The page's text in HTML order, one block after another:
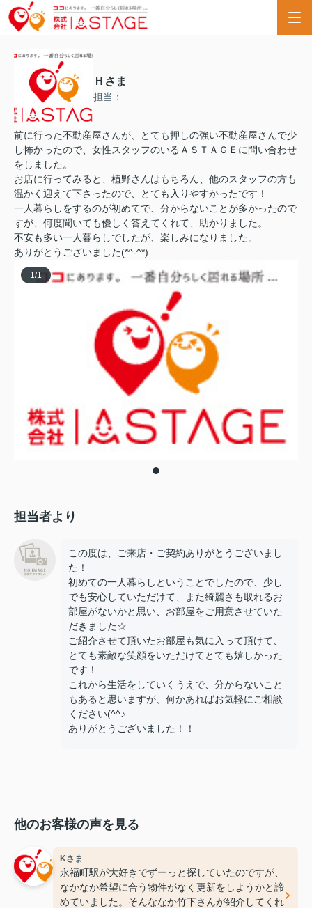
Ｈさま
担当：
前に行った不動産屋さんが、とても押しの強い不動産屋さんで少
し怖かったので、女性スタッフのいるＡＳＴＡＧＥに問い合わせ
をしました。
お店に行ってみると、植野さんはもちろん、他のスタッフの方も
温かく迎えて下さったので、とても入りやすかったです！
一人暮らしをするのが初めてで、分からないことが多かったので
すが、何度聞いても優しく答えてくれて、助かりました。
不安も多い一人暮らしでしたが、楽しみになりました。
ありがとうございました(*^-^*)
1/1
担当者より
この度は、ご来店・ご契約ありがとうございまし
た！
初めての一人暮らしということでしたので、少し
でも安心していただけて、また綺麗さも取れるお
部屋がないかと思い、お部屋をご用意させていた
だきました☆
ご紹介させて頂いたお部屋も気に入って頂けて、
とても素敵な笑顔をいただけてとても嬉しかった
です！
これから生活をしていくうえで、分からないこと
もあると思いますが、何かあればお気軽にご相談
ください(^^♪
ありがとうございました！！
他のお客様の声を見る
Kさま
永福町駅が大好きでずーっと探していたのですが、
なかなか希望に合う物件がなく更新をしようかと諦
めていました。そんななか竹下さんが紹介してくれ